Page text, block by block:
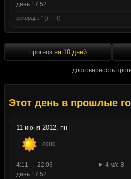
день 17:52
рекорды: ° () · ° ()
прогноз на 10 дней
достоверность
Этот день в прошлые
11 июня 2012, пн
ясно
4:11 → 22:03
4 м/с В
день 17:52